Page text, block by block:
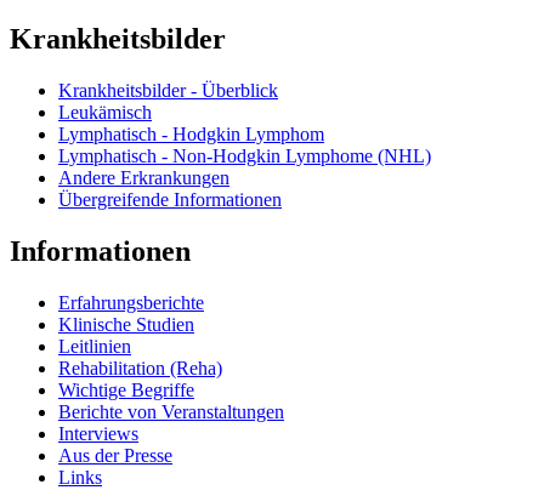
Krankheitsbilder
Krankheitsbilder - Überblick
Leukämisch
Lymphatisch - Hodgkin Lymphom
Lymphatisch - Non-Hodgkin Lymphome (NHL)
Andere Erkrankungen
Übergreifende Informationen
Informationen
Erfahrungsberichte
Klinische Studien
Leitlinien
Rehabilitation (Reha)
Wichtige Begriffe
Berichte von Veranstaltungen
Interviews
Aus der Presse
Links